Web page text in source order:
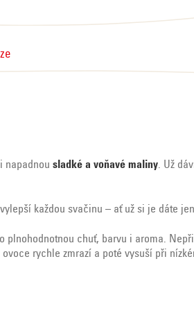
napadnou sladké a voňavé maliny. Už
každou svačinu – ať už si je dáte
chuť, barvu i aroma.
rychle zmrazí a poté vysuší při